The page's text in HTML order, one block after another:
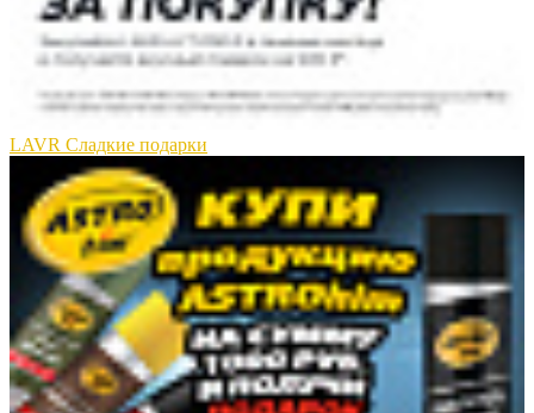
LAVR Сладкие подарки